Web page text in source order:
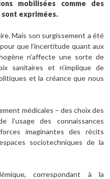
mobilisées comme des
exprimées.
Mais son surgissement a été
que l’incertitude quant aux
n’affecte une sorte de
sanitaires et n’implique de
et la créance que nous
médicales – des choix des
l’usage des connaissances
imaginantes des récits
sociotechniques de la
correspondant à la